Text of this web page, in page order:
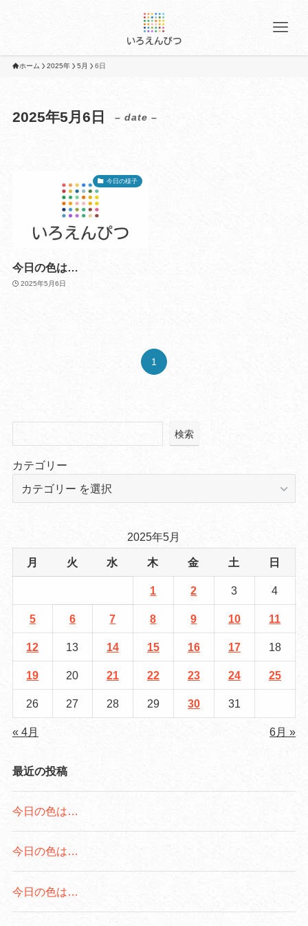
ホーム 2025年 5月 6日
2025年5月6日 – date –
今日の様子
今日の色は…
2025年5月6日
1
検索
カテゴリー
2025年5月
月 火 水 木 金 土 日
1 2 3 4
5 6 7 8 9 10 11
12 13 14 15 16 17 18
19 20 21 22 23 24 25
26 27 28 29 30 31
« 4月 6月 »
最近の投稿
今日の色は…
今日の色は…
今日の色は…